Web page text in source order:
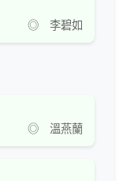
◎ 李碧如
◎ 溫燕蘭